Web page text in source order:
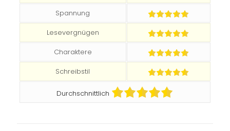
Spannung
Lesevergnügen
Charaktere
Schreibstil
Durchschnittlich